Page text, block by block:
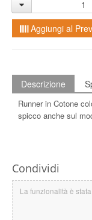
Aggiungi al
Descrizione
Runner in Cotone
spicco anche sul
Condividi
La funzionalità è